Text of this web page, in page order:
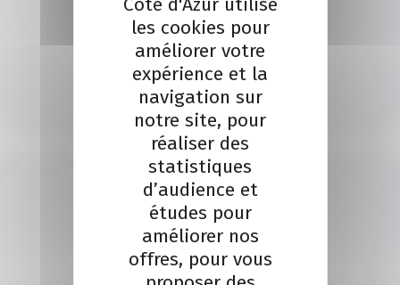
SERVICE CRÉATION
Je contacte un conseiller
Je contacte
les cookies pour
améliorer votre
expérience et la
navigation sur
notre site, pour
réaliser des
statistiques
d’audience et
études pour
améliorer nos
offres, pour vous